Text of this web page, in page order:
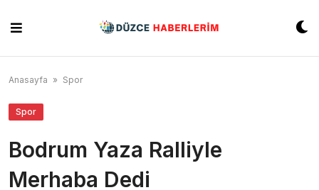
content
Anasayfa » Spor
Spor
Bodrum Yaza Ralliyle
Merhaba Dedi